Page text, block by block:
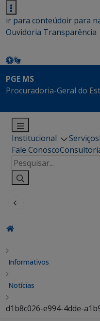
ir para conteúdoir para
Ouvidoria Transparência
PGE MS
Procuradoria-Geral do
Institucional Serviços
Fale Conosco
Pesquisar
por:
Informativos
Notícias
d1b8c026-e994-4dde-